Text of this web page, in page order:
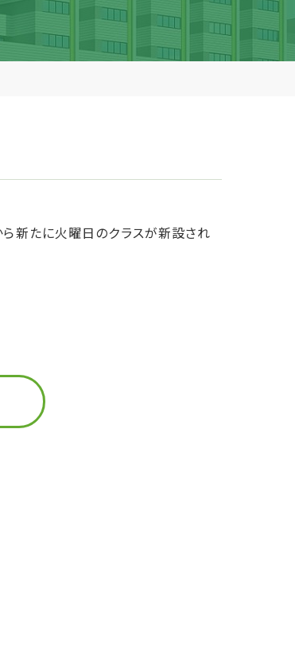
新たに火曜日のクラスが新設され